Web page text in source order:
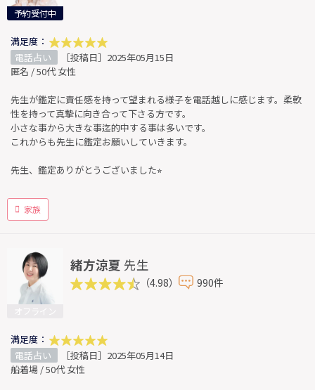
予約受付中
満足度：
電話占い
［投稿日］2025年05月15日
匿名 / 50代 女性
先生が鑑定に責任感を持って望まれる様子を電話越しに感じます。柔軟
性を持って真摯に向き合って下さる方です。
小さな事から大きな事迄的中する事は多いです。
これからも先生に鑑定お願いしていきます。
先生、鑑定ありがとうございました⭐︎
家族
緒方涼夏 先生
（4.98） 990件
満足度：
電話占い
［投稿日］2025年05月14日
船着場 / 50代 女性